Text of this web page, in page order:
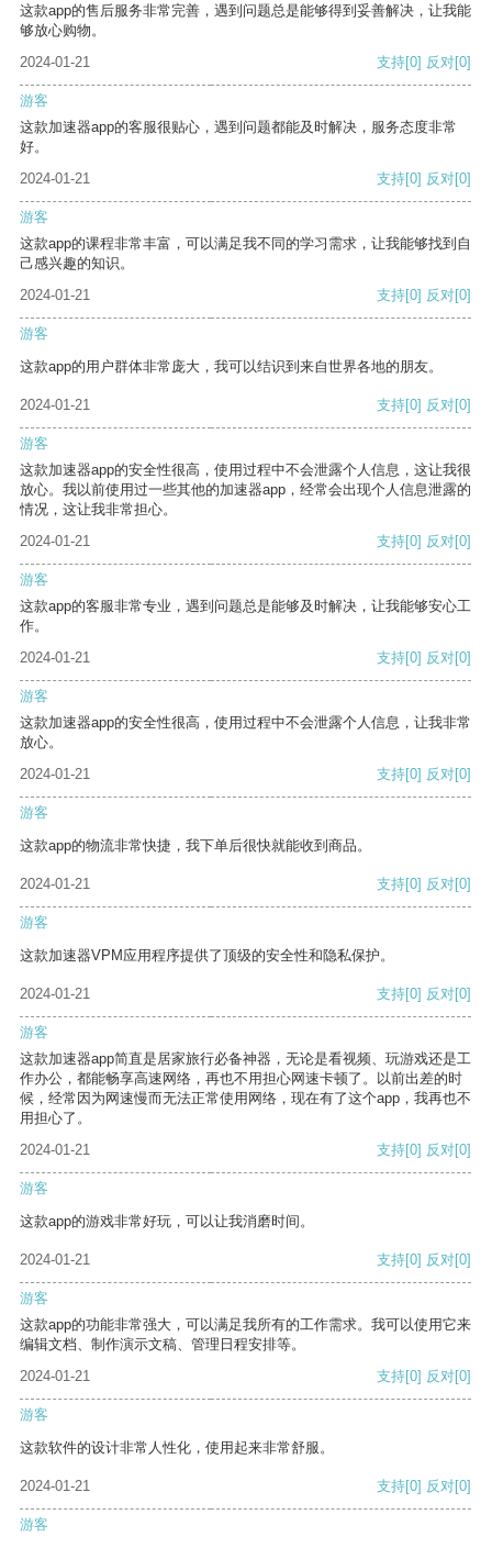
这款app的售后服务非常完善，遇到问题总是能够得到妥善解决，让我能
够放心购物。
2024-01-21
支持[0] 反对[0]
游客
这款加速器app的客服很贴心，遇到问题都能及时解决，服务态度非常
好。
2024-01-21
支持[0] 反对[0]
游客
这款app的课程非常丰富，可以满足我不同的学习需求，让我能够找到自
己感兴趣的知识。
2024-01-21
支持[0] 反对[0]
游客
这款app的用户群体非常庞大，我可以结识到来自世界各地的朋友。
2024-01-21 支持[0] 反对[0]
游客
这款加速器app的安全性很高，使用过程中不会泄露个人信息，这让我很
放心。我以前使用过一些其他的加速器app，经常会出现个人信息泄露的
情况，这让我非常担心。
2024-01-21
支持[0] 反对[0]
游客
这款app的客服非常专业，遇到问题总是能够及时解决，让我能够安心工
作。
2024-01-21
支持[0] 反对[0]
游客
这款加速器app的安全性很高，使用过程中不会泄露个人信息，让我非常
放心。
2024-01-21
支持[0] 反对[0]
游客
这款app的物流非常快捷，我下单后很快就能收到商品。
2024-01-21 支持[0] 反对[0]
游客
这款加速器VPM应用程序提供了顶级的安全性和隐私保护。
2024-01-21 支持[0] 反对[0]
游客
这款加速器app简直是居家旅行必备神器，无论是看视频、玩游戏还是工
作办公，都能畅享高速网络，再也不用担心网速卡顿了。以前出差的时
候，经常因为网速慢而无法正常使用网络，现在有了这个app，我再也不
用担心了。
2024-01-21
支持[0] 反对[0]
游客
这款app的游戏非常好玩，可以让我消磨时间。
2024-01-21 支持[0] 反对[0]
游客
这款app的功能非常强大，可以满足我所有的工作需求。我可以使用它来
编辑文档、制作演示文稿、管理日程安排等。
2024-01-21
支持[0] 反对[0]
游客
这款软件的设计非常人性化，使用起来非常舒服。
2024-01-21 支持[0] 反对[0]
游客